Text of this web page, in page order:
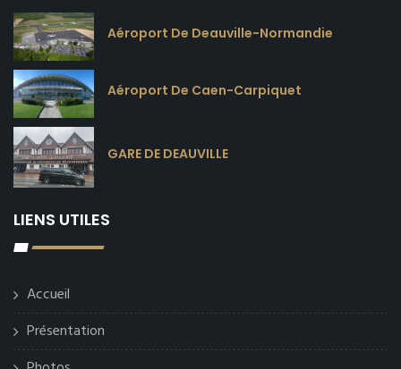
Aéroport De Deauville-Normandie
Aéroport De Caen-Carpiquet
GARE DE DEAUVILLE
LIENS UTILES
Accueil
Présentation